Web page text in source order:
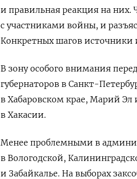
и правильная реакция на
с участниками войны, и
Конкретных шагов источники
В зону особого внимания
губернаторов в Санкт-
в Хабаровском крае, Марий Эл
в Хакасии.
Менее проблемными в
в Вологодской,
и Забайкалье. На выборах